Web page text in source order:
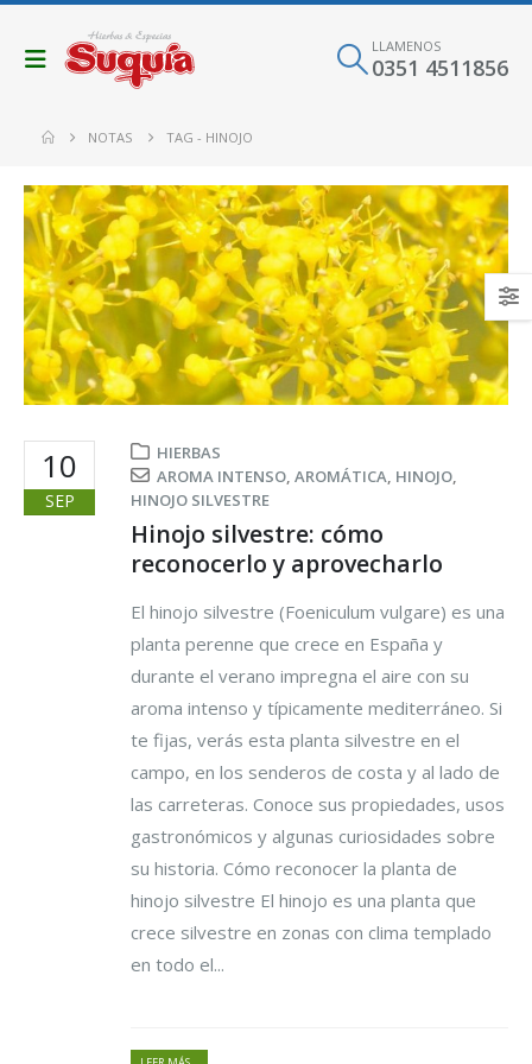
LLAMENOS
0351 4511856
NOTAS TAG - HINOJO
10
SEP
HIERBAS
AROMA INTENSO, AROMÁTICA, HINOJO,
HINOJO SILVESTRE
Hinojo silvestre: cómo
reconocerlo y aprovecharlo
El hinojo silvestre (Foeniculum vulgare) es una
planta perenne que crece en España y
durante el verano impregna el aire con su
aroma intenso y típicamente mediterráneo. Si
te fijas, verás esta planta silvestre en el
campo, en los senderos de costa y al lado de
las carreteras. Conoce sus propiedades, usos
gastronómicos y algunas curiosidades sobre
su historia. Cómo reconocer la planta de
hinojo silvestre El hinojo es una planta que
crece silvestre en zonas con clima templado
en todo el...